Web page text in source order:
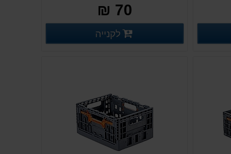
70 ₪
פרטים נוספים
לקנייה